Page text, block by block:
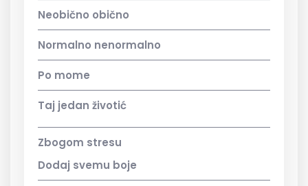
Neobično obično
Normalno nenormalno
Po mome
Taj jedan životić
Zbogom stresu
Dodaj svemu boje